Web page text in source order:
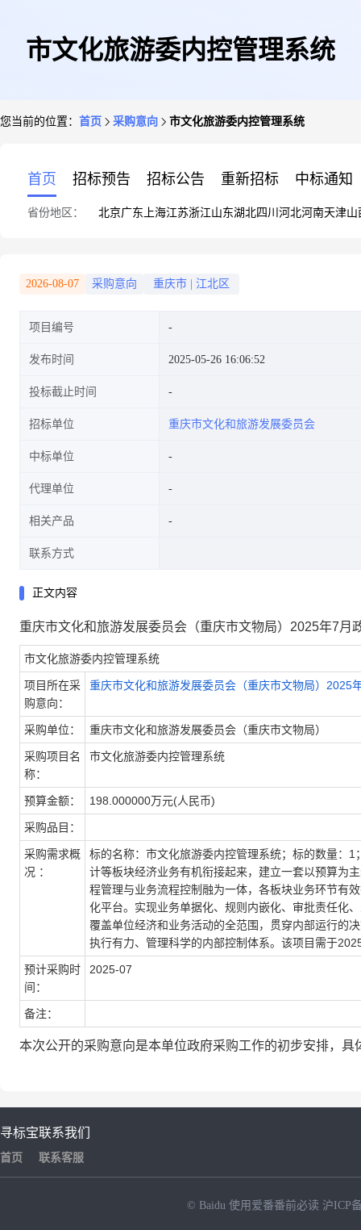
市文化旅游委内控管理系统
您当前的位置： 首页 采购意向 市文化旅游委内控管理系统
首页 招标预告 招标公告 重新招标 中标通知
省份地区： 北京广东 上海江苏浙江山东湖北四川 河北河南天津山
2026-08-07 采购意向 重庆市 江北区
项目编号
发布时间 2025-05-26 16:06:52
投标截止时间
招标单位 重庆市文化和旅游发展委员会
中标单位
代理单位
相关产品
联系方式
正文内容
重庆市文化和旅游发展委员会（重庆市文物局）2025年7
市文化旅游委内控管理系统
项目所在采
购意向：
重庆市文化和旅游发展委员会（重庆市文物局）2025
采购单位： 重庆市文化和旅游发展委员会（重庆市文物局）
采购项目名
称：
市文化旅游委内控管理系统
预算金额： 198.000000万元(人民币)
采购品目：
采购需求概
况 ：
标的名称：市文化旅游委内控管理系统；标的数量：
计等板块经济业务有机衔接起来，建立一套以预算为
程管理与业务流程控制融为一体，各板块业务环节有
化平台。实现业务单据化、规则内嵌化、审批责任化
覆盖单位经济和业务活动的全范围，贯穿内部运行的
执行有力、管理科学的内部控制体系。该项目需于
预计采购时
间：
2025-07
备注：
本次公开的采购意向是本单位政府采购工作的初步安排，
寻标宝
首页
联系我们
联系客服
© Baidu 使用爱番番前必读 沪ICP